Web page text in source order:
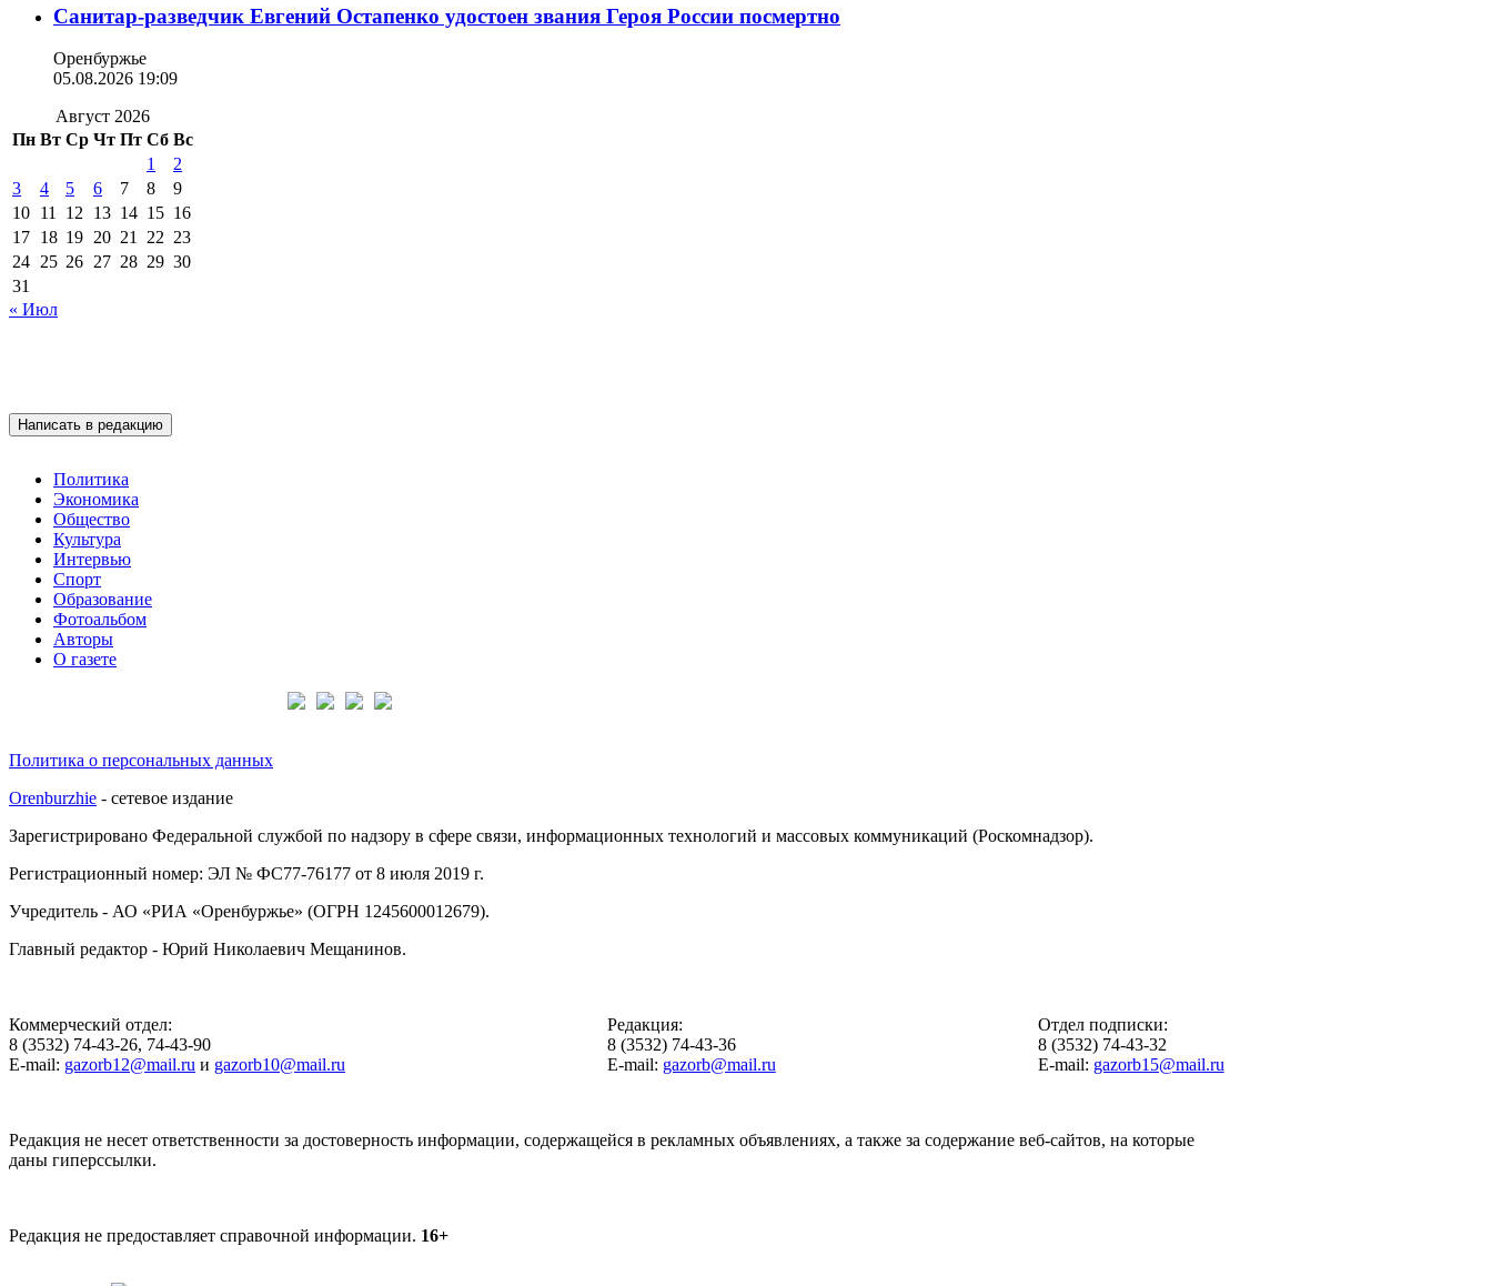
Санитар-разведчик Евгений Остапенко удостоен звания Героя России посмертно
Оренбуржье
05.08.2026 19:09
Август 2026
Пн Вт Ср Чт Пт Сб Вс
1
2
3
4 5 6 7 8
9
10 11 12 13 14 15 16
17 18 19 20 21 22 23
24 25 26 27 28 29 30
31
« Июл
Написать в редакцию
Политика
Экономика
Общество
Культура
Интервью
Спорт
Образование
Фотоальбом
Авторы
О газете
Политика о персональных данных
Orenburzhie - сетевое издание
Зарегистрировано Федеральной службой по надзору в сфере связи, информационных технологий и массовых коммуникаций (Роскомнадзор).
Регистрационный номер: ЭЛ № ФС77-76177 от 8 июля 2019 г.
Учредитель - АО «РИА «Оренбуржье» (ОГРН 1245600012679).
Главный редактор - Юрий Николаевич Мещанинов.
Коммерческий отдел:
8 (3532) 74-43-26, 74-43-90
E-mail: gazorb12@mail.ru и gazorb10@mail.ru
Редакция:
8 (3532) 74-43-36
E-mail: gazorb@mail.ru
Отдел подписки:
8 (3532) 74-43-32
E-mail: gazorb15@mail.ru
Редакция не несет ответственности за достоверность информации, содержащейся в рекламных объявлениях, а также за содержание веб-сайтов, на которые
даны гиперссылки.
Редакция не предоставляет справочной информации. 16+